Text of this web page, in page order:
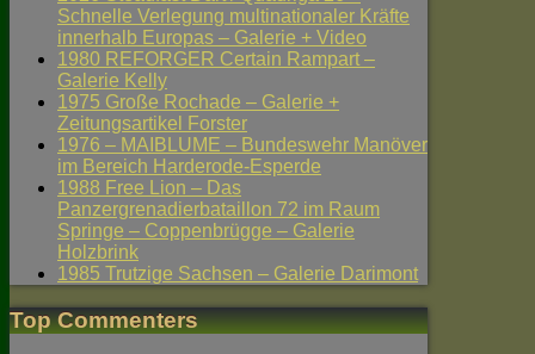
Schnelle Verlegung multinationaler Kräfte
innerhalb Europas – Galerie + Video
1980 REFORGER Certain Rampart –
Galerie Kelly
1975 Große Rochade – Galerie +
Zeitungsartikel Forster
1976 – MAIBLUME – Bundeswehr Manöver
im Bereich Harderode-Esperde
1988 Free Lion – Das
Panzergrenadierbataillon 72 im Raum
Springe – Coppenbrügge – Galerie
Holzbrink
1985 Trutzige Sachsen – Galerie Darimont
Top Commenters